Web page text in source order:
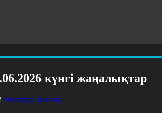
күнгі жаңалықтар
Фильтрді тазалау